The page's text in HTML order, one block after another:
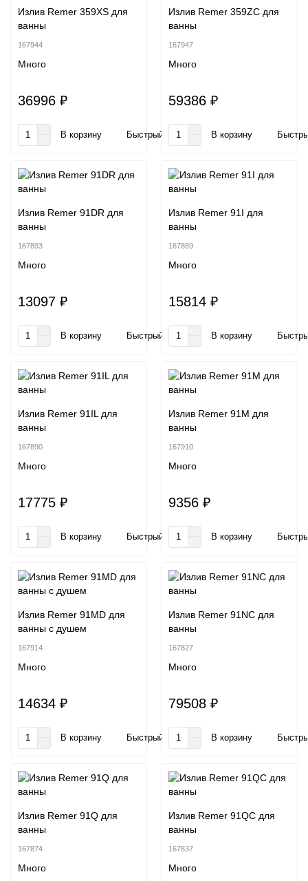
Излив Remer 359XS для
ванны
167944
Много
36996 ₽
В корзину Быстрый заказ
Излив Remer 359ZC для
ванны
167947
Много
59386 ₽
В корзину
Излив Remer 91DR для
ванны
167893
Много
13097 ₽
В корзину Быстрый заказ
Излив Remer 91I для
ванны
167889
Много
15814 ₽
В корзину
Излив Remer 91IL для
ванны
167890
Много
17775 ₽
В корзину Быстрый заказ
Излив Remer 91M для
ванны
167910
Много
9356 ₽
В корзину
Излив Remer 91MD для
ванны с душем
167914
Много
14634 ₽
В корзину Быстрый заказ
Излив Remer 91NC для
ванны
167827
Много
79508 ₽
В корзину
Излив Remer 91Q для
ванны
167874
Много
Излив Remer 91QC для
ванны
167837
Много